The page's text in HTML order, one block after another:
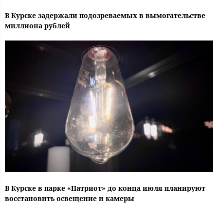
В Курске задержали подозреваемых в вымогательстве
миллиона рублей
В Курске в парке «Патриот» до конца июля планируют
восстановить освещение и камеры